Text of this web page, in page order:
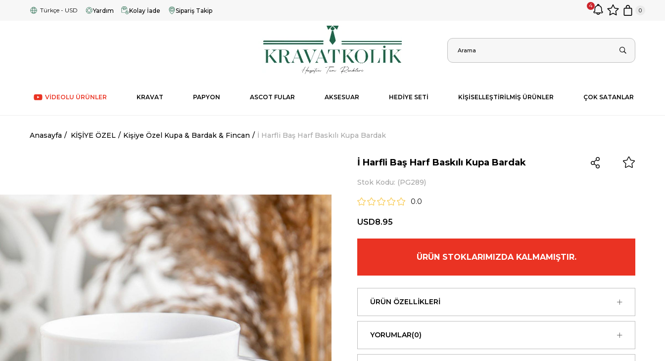
Türkçe - USD Yardım Kolay İade Sipariş Takip
4
0
VİDEOLU ÜRÜNLER KRAVAT PAPYON ASCOT FULAR AKSESUAR HEDİYE SETİ KİŞİSELLEŞTİRİLMİŞ ÜRÜNLER ÇOK SATANLAR
Anasayfa KİŞİYE ÖZEL Kişiye Özel Kupa & Bardak & Fincan İ Harfli Baş Harf Baskılı Kupa Bardak
İ Harfli Baş Harf Baskılı Kupa Bardak
Stok Kodu (PG289)
0.0
USD8.95
ÜRÜN STOKLARIMIZDA KALMAMIŞTIR.
ÜRÜN ÖZELLIKLERI
YORUMLAR(0)